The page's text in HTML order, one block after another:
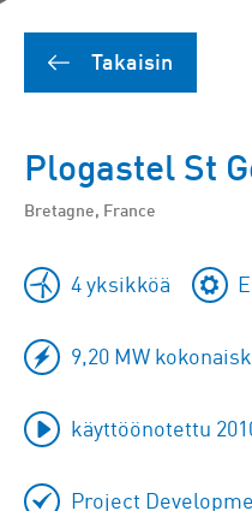
Takaisin
Plogastel St
Bretagne, France
4 yksikköä
9,20 MW
käyttöönotettu
Project